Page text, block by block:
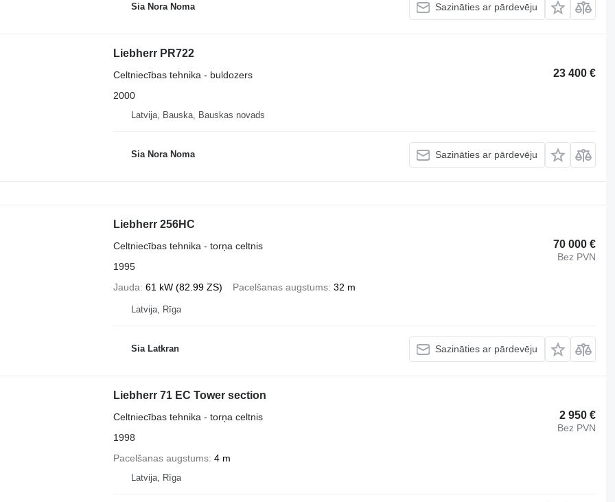
Sia Nora Noma Sazināties ar pārdevēju
Liebherr PR722
23 400 €
Celtniecības tehnika - buldozers
2000
Latvija, Bauska, Bauskas novads
Sia Nora Noma Sazināties ar pārdevēju
Liebherr 256HC
70 000 €
Bez PVN
Celtniecības tehnika - torņa celtnis
1995
Jauda 61 kW (82.99 ZS) Pacelšanas augstums 32 m
Latvija, Rīga
Sia Latkran Sazināties ar pārdevēju
Liebherr 71 EC Tower section
2 950 €
Bez PVN
Celtniecības tehnika - torņa celtnis
1998
Pacelšanas augstums 4 m
Latvija, Rīga